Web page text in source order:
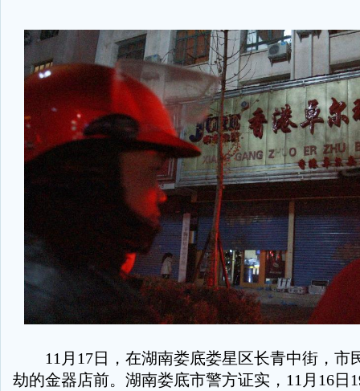
11月17日，在湖南娄底娄星区长青中街，市
劫的金器店前。湖南娄底市警方证实，11月16日